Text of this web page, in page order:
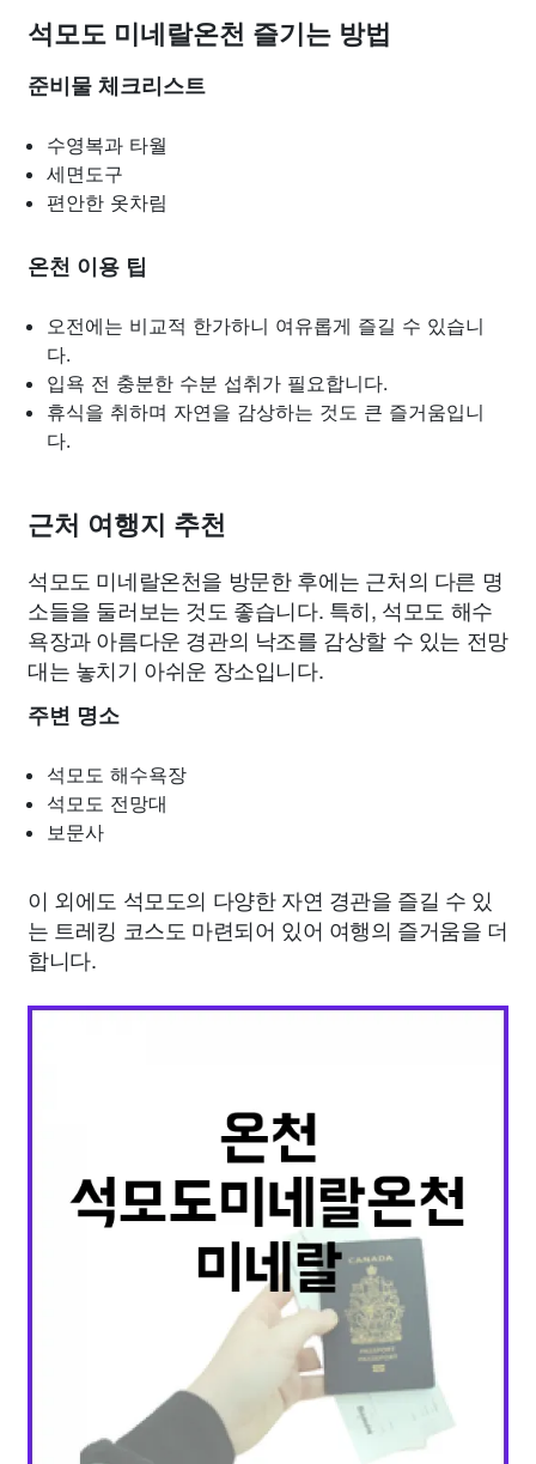
석모도 미네랄온천 즐기는 방법
준비물 체크리스트
수영복과 타월
세면도구
편안한 옷차림
온천 이용 팁
오전에는 비교적 한가하니 여유롭게 즐길 수 있습니
다.
입욕 전 충분한 수분 섭취가 필요합니다.
휴식을 취하며 자연을 감상하는 것도 큰 즐거움입니
다.
근처 여행지 추천
석모도 미네랄온천을 방문한 후에는 근처의 다른 명
소들을 둘러보는 것도 좋습니다. 특히, 석모도 해수
욕장과 아름다운 경관의 낙조를 감상할 수 있는 전망
대는 놓치기 아쉬운 장소입니다.
주변 명소
석모도 해수욕장
석모도 전망대
보문사
이 외에도 석모도의 다양한 자연 경관을 즐길 수 있
는 트레킹 코스도 마련되어 있어 여행의 즐거움을 더
합니다.